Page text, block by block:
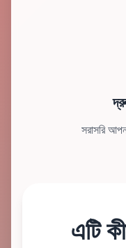
সরাসরি
এটি